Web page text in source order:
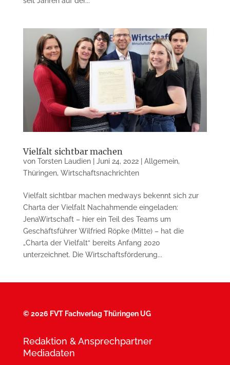
Vielfalt sichtbar machen
von Torsten Laudien| Juni 24, 2022| Allgemein,
Thüringen, Wirtschaftsnachrichten
Vielfalt sichtbar machen medways bekennt sich zur
Charta der Vielfalt Nachahmende eingeladen:
JenaWirtschaft – hier ein Teil des Teams um
Geschäftsführer Wilfried Röpke (Mitte) – hat die
„Charta der Vielfalt“ bereits Anfang 2020
unterzeichnet. Die Wirtschaftsförderung...
©2026 FVT Fachverlag Thüringen UG
Redaktion & Ansprechpartner
Mediadaten